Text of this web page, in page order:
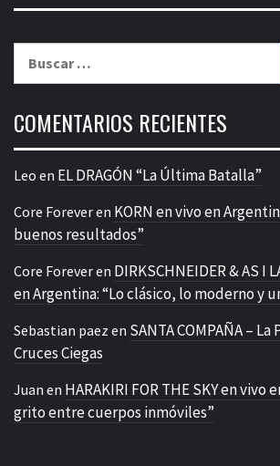
COMENTARIOS RECIENTES
Leo en EL DRAGÓN “La Última Batalla”
Core Foreveren KORN en vivo en
buenos resultados”
Core Foreveren DIRKSCHNEIDER & AS I
en Argentina: “Lo clásico, lo moderno y
Sebastian paez en SANTA COMPAÑA –
Cruces Ciegas
Juan en HARAKIRI FOR THE SKY en vivo
grito entre cuerpos inmóviles”